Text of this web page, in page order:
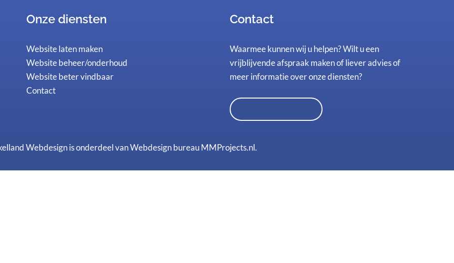
Onze diensten
Website laten maken
Website beheer/onderhoud
Website beter vindbaar
Contact
Contact
Waarmee kunnen wij u helpen? Wilt u een
vrijblijvende afspraak maken of liever advies of
meer informatie over onze diensten?
Webdesign is onderdeel vanWebdesign bureau MMProjects.nl.